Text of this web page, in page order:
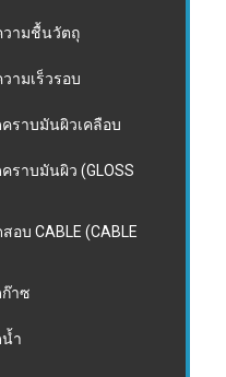
วามชื้นวัตถุ
ามเร็วรอบ
คราบมันผิวเคลือบ
ราบมันผิว (GLOSS
อบ CABLE (CABLE
ก๊าซ
น้ำ